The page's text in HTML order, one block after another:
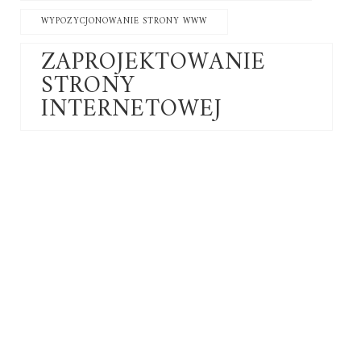
WYPOZYCJONOWANIE STRONY WWW
ZAPROJEKTOWANIE
STRONY
INTERNETOWEJ